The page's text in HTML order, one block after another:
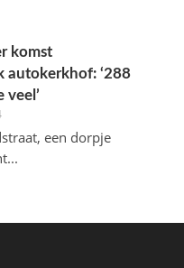
komst
autokerkhof: ‘288
veel’
een dorpje